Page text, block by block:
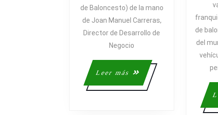
de Baloncesto) de la mano
de Joan Manuel Carreras,
Director de Desarrollo de
Negocio
Leer más
Leer
más
de
del